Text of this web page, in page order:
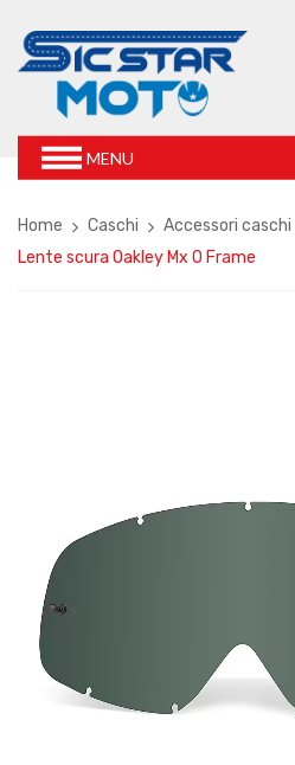
MENU
Home Caschi Accessori caschi
Lente scura Oakley Mx O Frame